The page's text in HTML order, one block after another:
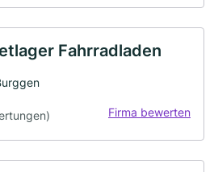
Fahrradladen
Firma bewerten